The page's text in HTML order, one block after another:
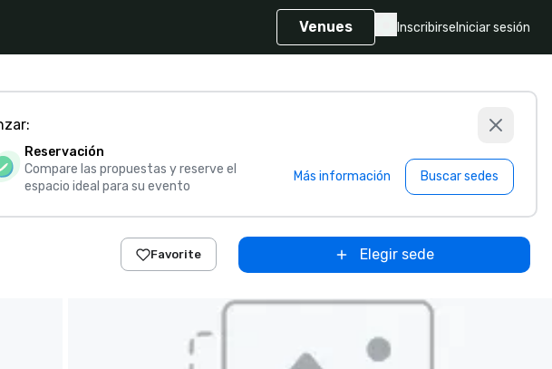
Venues Inscribirse Iniciar sesión
Reservación
Compare las propuestas y reserve el
espacio ideal para su evento
Más información Buscar sedes
Favorite Elegir sede